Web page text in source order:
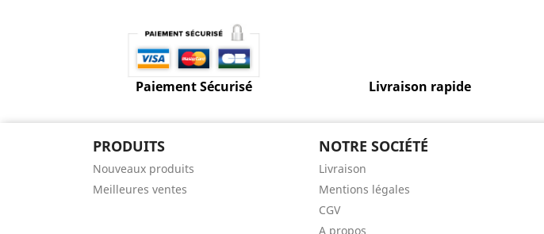
Paiement Sécurisé Livraison rapide
PRODUITS
Nouveaux produits
Meilleures ventes
NOTRE SOCIÉTÉ
Livraison
Mentions légales
CGV
A propos